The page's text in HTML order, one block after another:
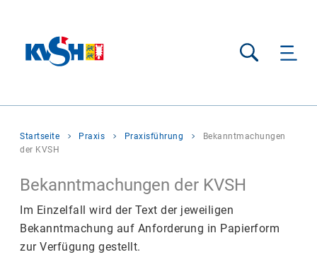
Suche
Sie
befinden
Startseite Praxis Praxisführung
Bekanntmachungen
der KVSH
Bekanntmachungen der KVSH
Im Einzelfall wird der Text der jeweiligen
Bekanntmachung auf Anforderung in Papierform
zur Verfügung gestellt.